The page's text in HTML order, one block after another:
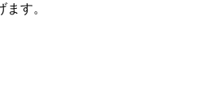
す。